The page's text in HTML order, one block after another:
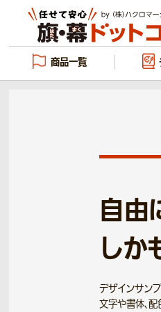
商品一覧
自由
しか
デザインサン
文字や書体、